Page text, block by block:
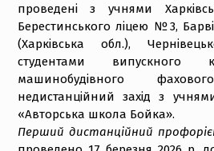
проведені з учнями
Берестинського ліцею №3,
(Харківська обл.),
студентами випускного
машинобудівного
недистанційний захід з
«Авторська школа Бойка».
Перший дистанційний